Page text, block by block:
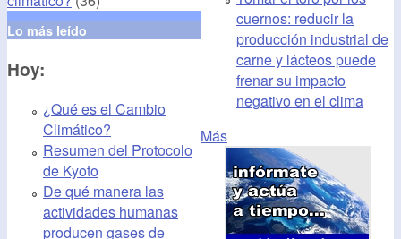
Lo más leído
Hoy:
¿Qué es el Cambio
Climático?
Resumen del Protocolo
de Kyoto
De qué manera las
actividades humanas
producen gases de
cuernos: reducir la
producción industrial de
carne y lácteos puede
frenar su impacto
negativo en el clima
Más